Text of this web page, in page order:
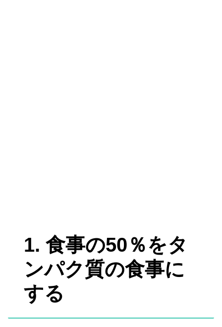
1. 食事の50％をタ
ンパク質の食事に
する